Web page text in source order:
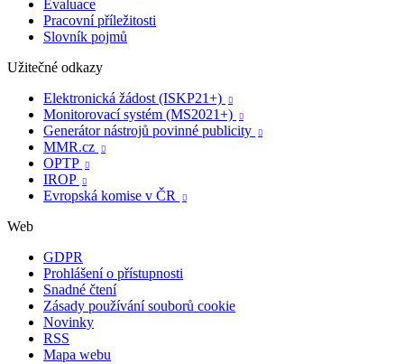
Evaluace
Pracovní příležitosti
Slovník pojmů
Užitečné odkazy
Elektronická žádost (ISKP21+)

Monitorovací systém (MS2021+) 
Generátor nástrojů povinné publicity 
MMR.cz 
OPTP 
IROP 
Evropská komise v ČR 
Web
GDPR
Prohlášení o přístupnosti
Snadné čtení
Zásady používání souborů cookie
Novinky
RSS
Mapa webu